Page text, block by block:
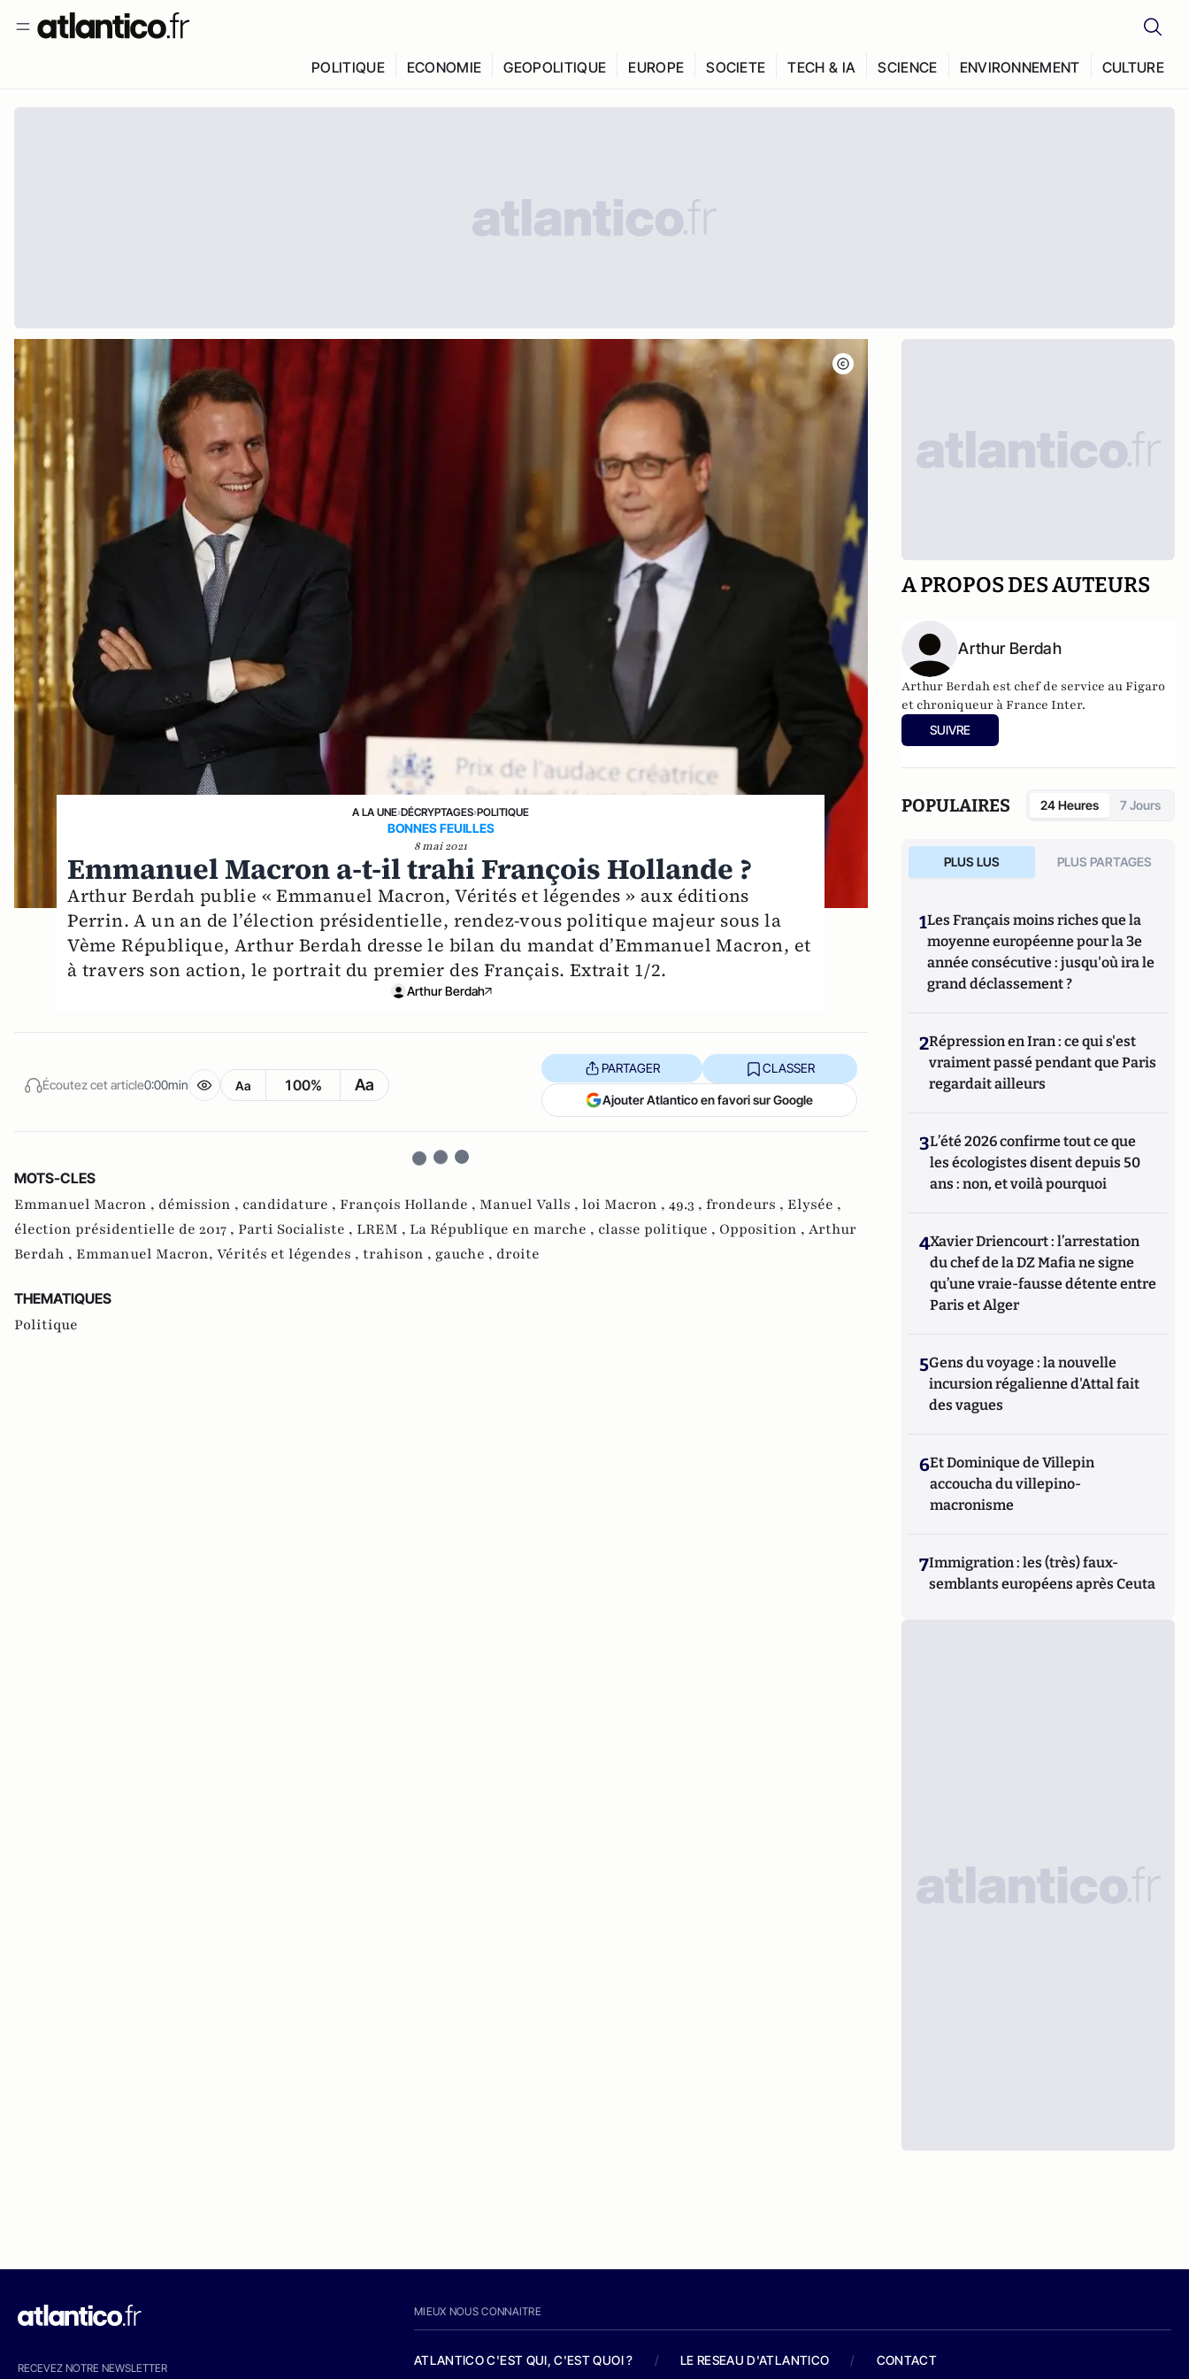
POLITIQUE ECONOMIE GEOPOLITIQUE EUROPE SOCIETE TECH & IA SCIENCE ENVIRONNEMENT CULTURE
A LA UNE›DÉCRYPTAGES›POLITIQUE
BONNES FEUILLES
8 mai 2021
Emmanuel Macron a-t-il trahi François Hollande ?
Arthur Berdah publie « Emmanuel Macron, Vérités et légendes » aux éditions
Perrin. A un an de l’élection présidentielle, rendez-vous politique majeur sous la
Vème République, Arthur Berdah dresse le bilan du mandat d’Emmanuel Macron, et
à travers son action, le portrait du premier des Français. Extrait 1/2.
Arthur Berdah
Écoutez cet article0:00min Aa 100% Aa
PARTAGER CLASSER
Ajouter Atlantico en favori sur Google
MOTS-CLES
Emmanuel Macron , démission , candidature , François Hollande , Manuel Valls , loi Macron , 49.3 , frondeurs , Elysée ,
élection présidentielle de 2017 , Parti Socialiste , LREM , La République en marche , classe politique , Opposition , Arthur
Berdah , Emmanuel Macron, Vérités et légendes , trahison , gauche , droite
THEMATIQUES
Politique
A PROPOS DES AUTEURS
Arthur Berdah
Arthur Berdah est chef de service au Figaro
et chroniqueur à France Inter.
SUIVRE
POPULAIRES 24 Heures 7 Jours
PLUS LUS PLUS PARTAGES
1Les Français moins riches que la
moyenne européenne pour la 3e
année consécutive : jusqu'où ira le
grand déclassement ?
2Répression en Iran : ce qui s'est
vraiment passé pendant que Paris
regardait ailleurs
3L’été 2026 confirme tout ce que
les écologistes disent depuis 50
ans : non, et voilà pourquoi
4Xavier Driencourt : l’arrestation
du chef de la DZ Mafia ne signe
qu’une vraie-fausse détente entre
Paris et Alger
5Gens du voyage : la nouvelle
incursion régalienne d'Attal fait
des vagues
6Et Dominique de Villepin
accoucha du villepino-
macronisme
7Immigration : les (très) faux-
semblants européens après Ceuta
RECEVEZ NOTRE NEWSLETTER
MIEUX NOUS CONNAITRE
ATLANTICO C'EST QUI, C'EST QUOI ? / LE RESEAU D'ATLANTICO / CONTACT